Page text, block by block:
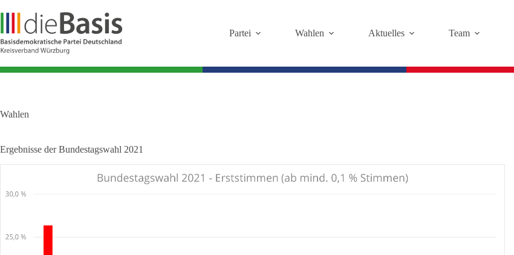
Inhalt
springen
Partei Wahlen Aktuelles Team
Wahlen
Ergebnisse der Bundestagswahl 2021